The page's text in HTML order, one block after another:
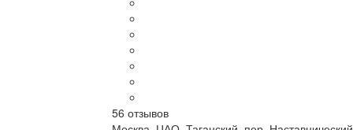
56 отзывов